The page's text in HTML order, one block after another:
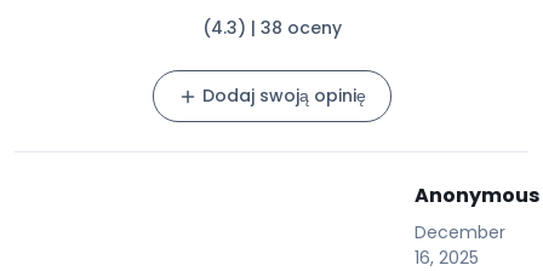
(4.3) | 38 oceny
Dodaj swoją opinię
Anonymous
December
16, 2025